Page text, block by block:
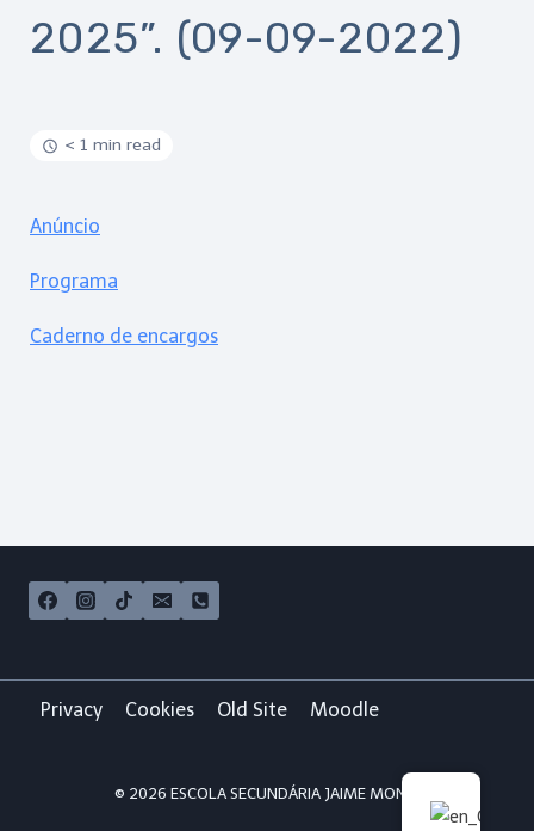
2025”. (09-09-2022)
< 1 min read
Anúncio
Programa
Caderno de encargos
Privacy Cookies Old Site Moodle
© 2026 ESCOLA SECUNDÁRIA JAIME MONIZ